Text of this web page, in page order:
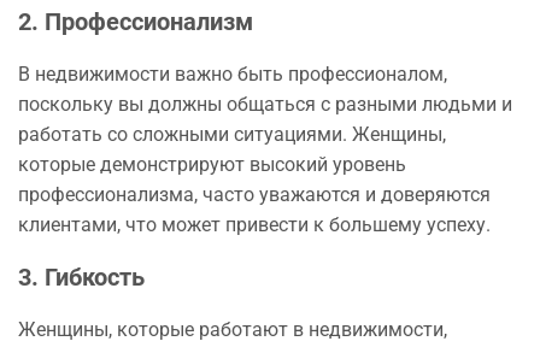
2. Профессионализм
В недвижимости важно быть профессионалом,
поскольку вы должны общаться с разными людьми и
работать со сложными ситуациями. Женщины,
которые демонстрируют высокий уровень
профессионализма, часто уважаются и доверяются
клиентами, что может привести к большему успеху.
3. Гибкость
Женщины, которые работают в недвижимости,